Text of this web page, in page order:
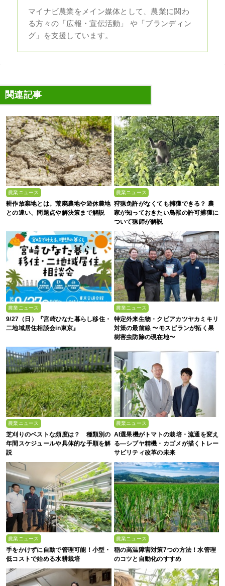
マイナビ農業をメイン媒体として、農業に関わ
る方々の「広報・宣伝活動」 や「ブランディン
グ」を支援しています。
関連記事
農業ニュース
耕作放棄地とは。荒廃農地や遊休農地
との違い、問題点や解決策まで解説
農業ニュース
狩猟免許がなくても捕獲できる？ 農
家が知っておきたい鳥獣の許可捕獲に
ついて猟師が解説
農業ニュース
9/27（日）『宮崎ひなた暮らし移住・
二地域居住相談会in東京』
農業ニュース
特定外来生物・クビアカツヤカミキリ
対策の最前線 〜モスピランが拓く果
樹害虫防除の現在地〜
農業ニュース
芝刈りのベストな頻度は？ 種類別の
年間スケジュールや具体的な手順を解
説
農業ニュース
AI選果機がトマトの栽培・流通を変え
る―シブヤ精機・カゴメが描くトレー
サビリティ改革の未来
農業ニュース
手をかけずに自動で管理可能！小型・
低コストで始める水耕栽培
農業ニュース
稲の高温障害対策7つの方法！水管理
のコツと自動化のすすめ